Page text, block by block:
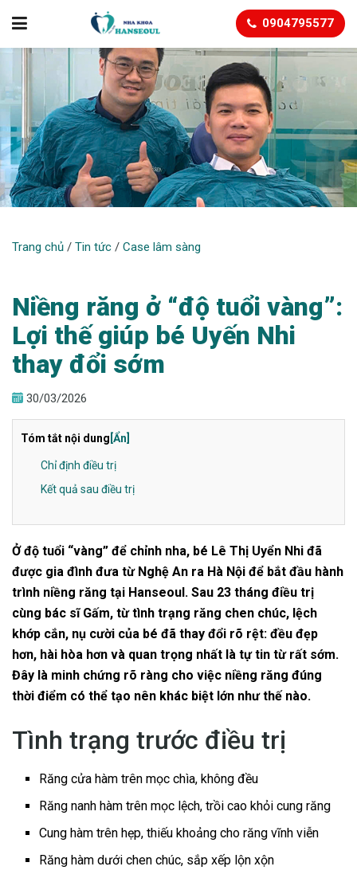
0904795577
Trang chủ / Tin tức / Case lâm sàng
Niềng răng ở “độ tuổi vàng”:
Lợi thế giúp bé Uyến Nhi
thay đổi sớm
30/03/2026
Tóm tắt nội dung [Ẩn]
Chỉ định điều trị
Kết quả sau điều trị
Ở độ tuổi “vàng” để chỉnh nha, bé Lê Thị Uyển Nhi đã
được gia đình đưa từ Nghệ An ra Hà Nội để bắt đầu hành
trình niềng răng tại Hanseoul. Sau 23 tháng điều trị
cùng bác sĩ Gấm, từ tình trạng răng chen chúc, lệch
khớp cắn, nụ cười của bé đã thay đổi rõ rệt: đều đẹp
hơn, hài hòa hơn và quan trọng nhất là tự tin từ rất sớm.
Đây là minh chứng rõ ràng cho việc niềng răng đúng
thời điểm có thể tạo nên khác biệt lớn như thế nào.
Tình trạng trước điều trị
Răng cửa hàm trên mọc chìa, không đều
Răng nanh hàm trên mọc lệch, trồi cao khỏi cung răng
Cung hàm trên hẹp, thiếu khoảng cho răng vĩnh viễn
Răng hàm dưới chen chúc, sắp xếp lộn xộn